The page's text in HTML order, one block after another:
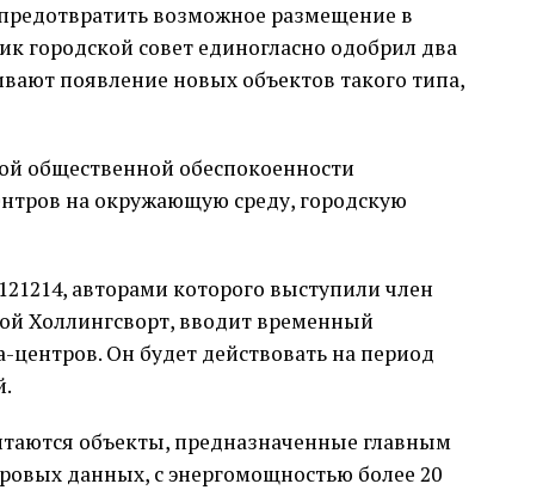
возможное размещение в
городской совет единогласно одобрил два
появление новых объектов такого типа,
общественной обеспокоенности
на окружающую среду, городскую
авторами которого выступили член
Холлингсворт, вводит временный
Он будет действовать на период
объекты, предназначенные главным
данных, с энергомощностью более 20